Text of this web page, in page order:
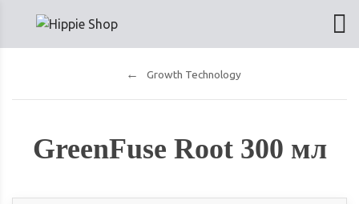
Growth Technology
GreenFuse Root 300 мл